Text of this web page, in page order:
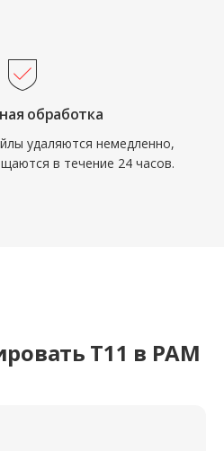
обработка
удаляются немедленно,
в течение 24 часов.
T11 в PAM